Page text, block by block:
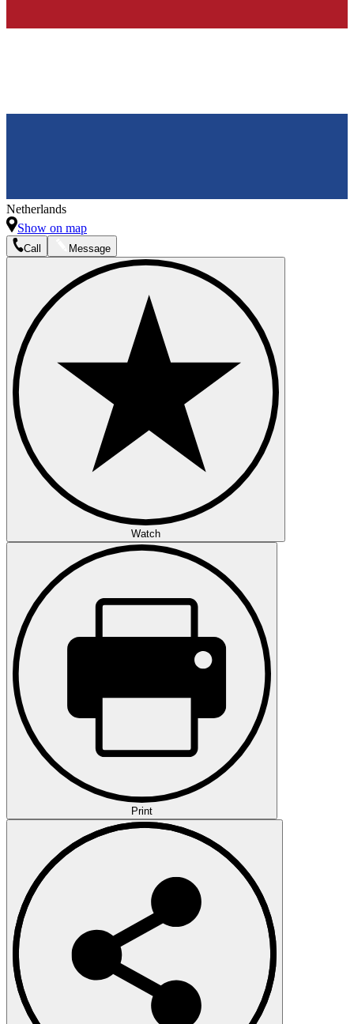
Netherlands
Show on map
Call Message
Watch
Print